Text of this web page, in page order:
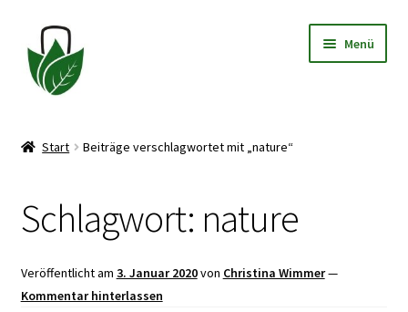
Zur
Navigation
springen
Zum
Inhalt
springen
Menü
Widerrufsbelehrung
Impressum
Start Beiträge verschlagwortet mit „nature“
Schlagwort: nature
Veröffentlicht am 3. Januar 2020von Christina Wimmer—
Kommentar hinterlassen